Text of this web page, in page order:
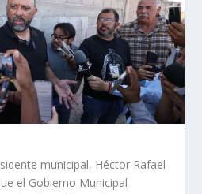
municipal, Héctor Rafael
el Gobierno Municipal